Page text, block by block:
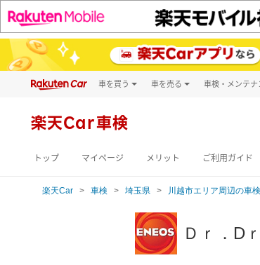
車を買う
新車
車を売る 車検・メンテナ
楽天Car車検
トップ マイページ メリット ご利用ガイド
楽天Car 車検 埼玉県 川越市エリア周辺の車
Ｄｒ．D